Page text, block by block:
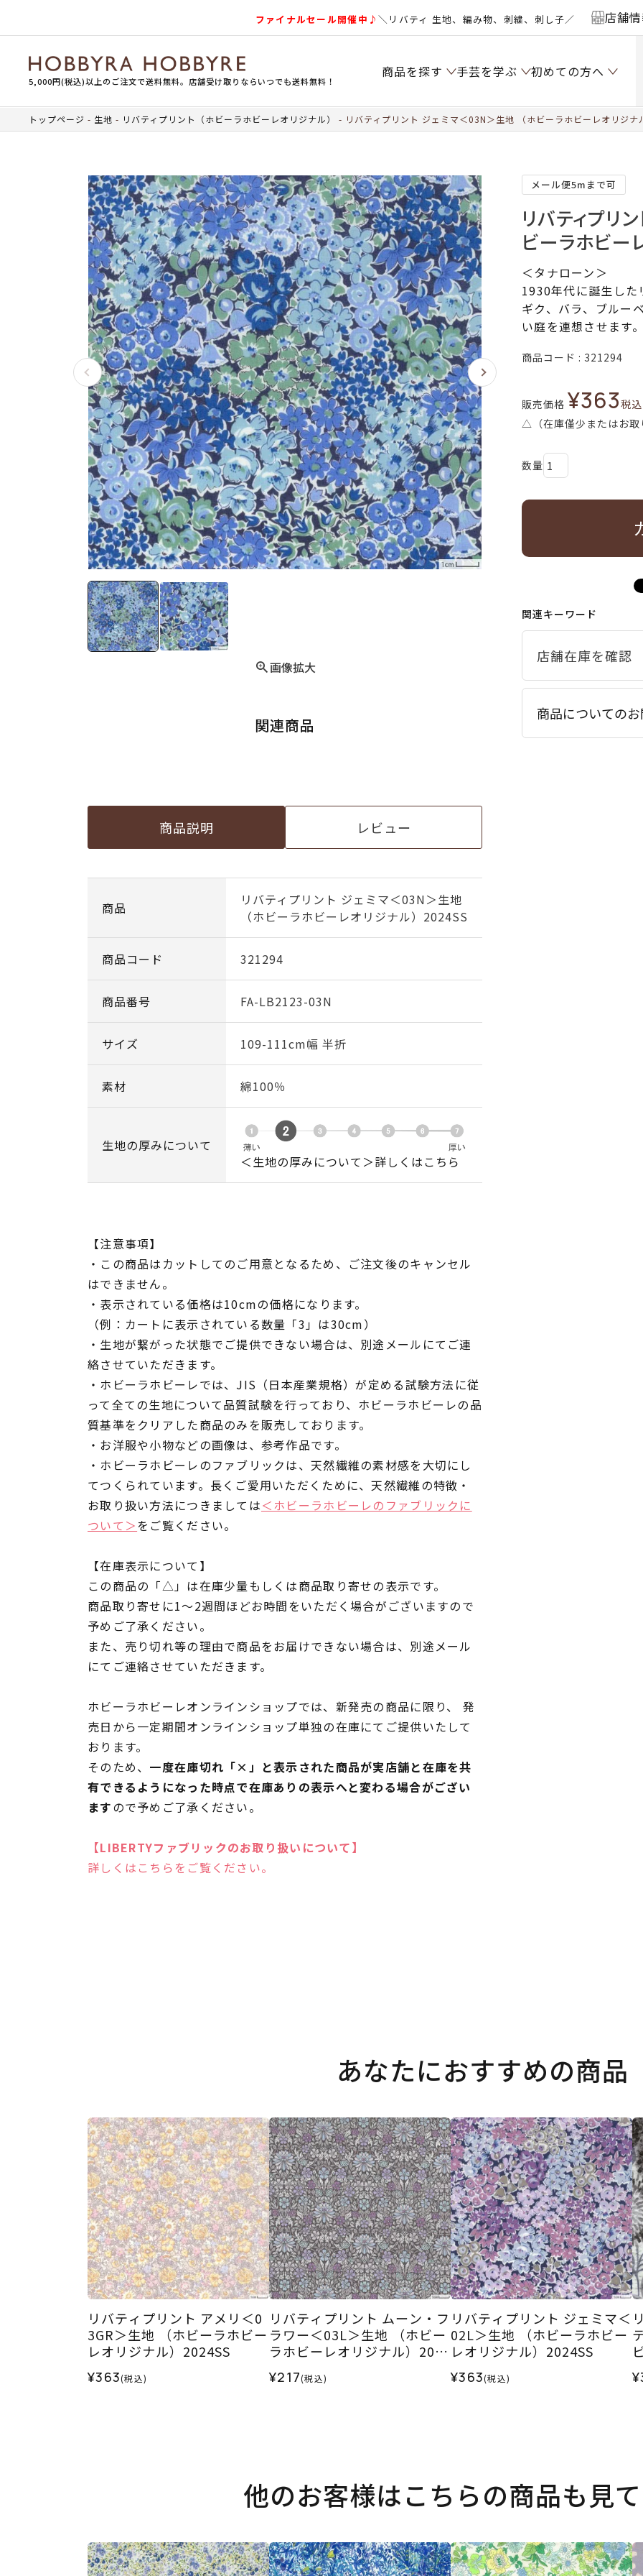
ファイナルセール開催中♪＼リバティ 生地、編み物、刺繍、刺し子／ 店舗
5,000円(税込)以上のご注文で送料無料。店舗受け取りならいつでも送料無料！
商品を探す 手芸を学ぶ 初めての方へ
トップページ 生地 リバティプリント（ホビーラホビーレオリジナル） リバティプリント ジェミマ＜03N＞生地 （ホビーラホビーレオリジナ
画像拡大
関連商品
商品説明 レビュー
商品
リバティプリント ジェミマ＜03N＞生地
（ホビーラホビーレオリジナル）2024SS
商品コード 321294
商品番号 FA-LB2123-03N
サイズ 109-111cm幅 半折
素材 綿100％
生地の厚みについて
＜生地の厚みについて＞詳しくはこちら
【注意事項】
・この商品はカットしてのご用意となるため、ご注文後のキャンセル
はできません。
・表示されている価格は10cmの価格になります。
（例：カートに表示されている数量「3」は30cm）
・生地が繋がった状態でご提供できない場合は、別途メールにてご連
絡させていただきます。
・ホビーラホビーレでは、JIS（日本産業規格）が定める試験方法に従
って全ての生地について品質試験を行っており、ホビーラホビーレの品
質基準をクリアした商品のみを販売しております。
・お洋服や小物などの画像は、参考作品です。
・ホビーラホビーレのファブリックは、天然繊維の素材感を大切にし
てつくられています。長くご愛用いただくために、天然繊維の特徴・
お取り扱い方法につきましては＜ホビーラホビーレのファブリックに
ついて＞をご覧ください。
【在庫表示について】
この商品の「△」は在庫少量もしくは商品取り寄せの表示です。
商品取り寄せに1～2週間ほどお時間をいただく場合がございますので
予めご了承ください。
また、売り切れ等の理由で商品をお届けできない場合は、別途メール
にてご連絡させていただきます。
ホビーラホビーレオンラインショップでは、新発売の商品に限り、 発
売日から一定期間オンラインショップ単独の在庫にてご提供いたして
おります。
そのため、 一度在庫切れ「×」と表示された商品が実店舗と在庫を共
有できるようになった時点で在庫ありの表示へと変わる場合がござい
ますので予めご了承ください。
【LIBERTYファブリックのお取り扱いについて】
詳しくはこちらをご覧ください。
メール便5mまで可
リバティプリ
ビーラホビー
＜タナローン＞
1930年代に誕生した
ギク、バラ、ブルー
い庭を連想させます。
商品コード 321294
販売価格 ¥363税込
△（在庫僅少またはお取
関連キーワード
商品についての
あなたにおすすめの商品
リバティプリント アメリ＜0
3GR＞生地 （ホビーラホビー
レオリジナル）2024SS
¥363(税込)
リバティプリント ムーン・フ
ラワー＜03L＞生地 （ホビー
ラホビーレオリジナル）2024
¥217(税込)
リバティプリント ジェミマ＜
02L＞生地 （ホビーラホビー
レオリジナル）2024SS
¥363(税込)
他のお客様はこちらの商品も見